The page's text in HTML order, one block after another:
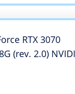
RTX 3070
(rev. 2.0)